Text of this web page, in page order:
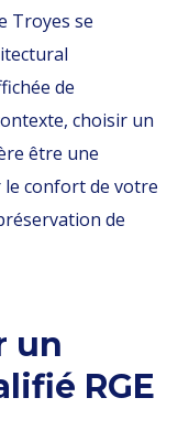
Troyes se
de
choisir un
être une
confort de votre
de
un
RGE